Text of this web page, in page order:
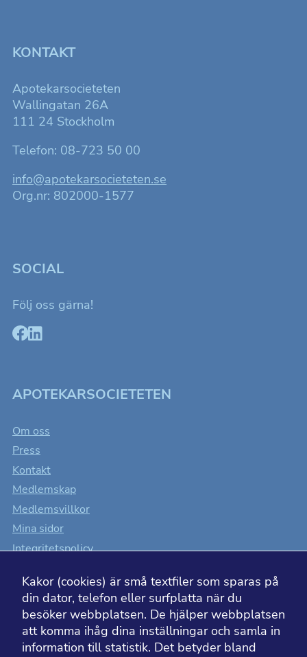
KONTAKT
Apotekarsocieteten
Wallingatan 26A
111 24 Stockholm
Telefon: 08-723 50 00
info@apotekarsocieteten.se
Org.nr: 802000-1577
SOCIAL
Följ oss gärna!
APOTEKARSOCIETETEN
Om oss
Press
Kontakt
Medlemskap
Medlemsvillkor
Mina sidor
Integritetspolicy
Tillgänglighet
Kakor (cookies) är små textfiler som sparas på
din dator, telefon eller surfplatta när du
besöker webbplatsen. De hjälper webbplatsen
att komma ihåg dina inställningar och samla in
information till statistik. Det betyder bland